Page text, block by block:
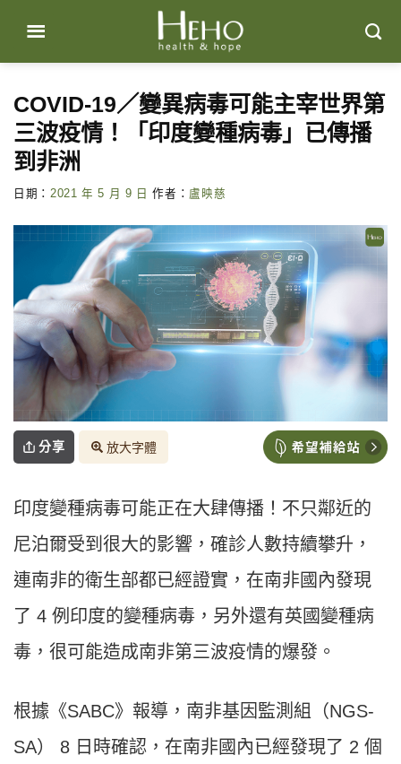
content
COVID-19／變異病毒可能主宰世界第
三波疫情！「印度變種病毒」已傳播
到非洲
日期： 2021 年 5 月 9 日 作者： 盧映慈
分享 放大字體
印度變種病毒可能正在大肆傳播！不只鄰近的
尼泊爾受到很大的影響，確診人數持續攀升，
連南非的衛生部都已經證實，在南非國內發現
了 4 例印度的變種病毒，另外還有英國變種病
毒，很可能造成南非第三波疫情的爆發。
根據《SABC》報導，南非基因監測組（NGS-
SA） 8 日時確認，在南非國內已經發現了 2 個